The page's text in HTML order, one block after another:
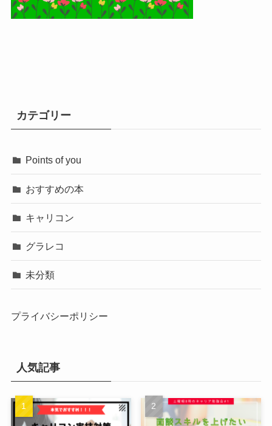
カテゴリー
Points of you
おすすめの本
キャリコン
グラレコ
未分類
プライバシーポリシー
人気記事